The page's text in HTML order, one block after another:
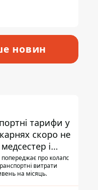
новин
тарифи у
скоро не
і
попереджає про колапс
витрати
на місяць.